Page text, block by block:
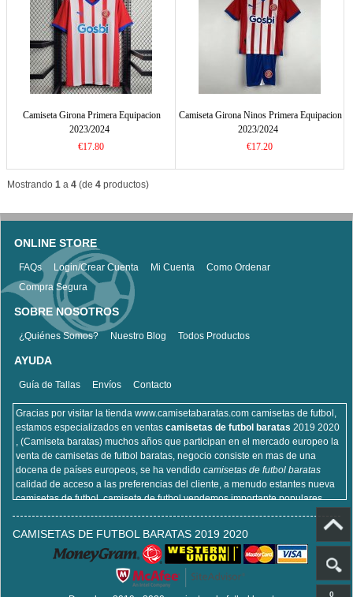
Camiseta Girona Primera Equipacion
2023/2024
€17.80
Camiseta Girona Ninos Primera Equipacion
2023/2024
€17.20
Mostrando 1a 4(de 4productos)
ONLINE STORE
FAQs Login/Crear Cuenta Mi Cuenta
Como Ordenar
Compra Segura
SOBRE NOSOTROS
¿Quiénes Somos? Nuestro Blog Todos Productos
AYUDA
Guía de Tallas Envíos Contacto
Gracias por visitar la tienda www.camisetabaratas.com camisetas de futbol,
estamos especializados en ventas camisetas de futbol baratas 2019 2020
, (Camiseta baratas) muchos años que participan en el mercado europeo la
venta de camisetas de futbol baratas, negocio consiste en mas de una
docena de países europeos, se ha vendido camisetas de futbol baratas
calidad de acceso a las preferencias del cliente, a menudo estantes nueva
camisetas de futbol, camiseta de futbol vendemos importante populares,
Barcelona, camisa de futbol Arsenal, y la camisa de fútbol Atlético de Madrid,
sitios de la camisa de futbol que venden , cien por ciento algodón, lavable a
máquina, no desapareciendo, la calidad puede ser garantizada, puedes
estar seguro de comprar!
CAMISETAS DE FUTBOL BARATAS 2019 2020
0